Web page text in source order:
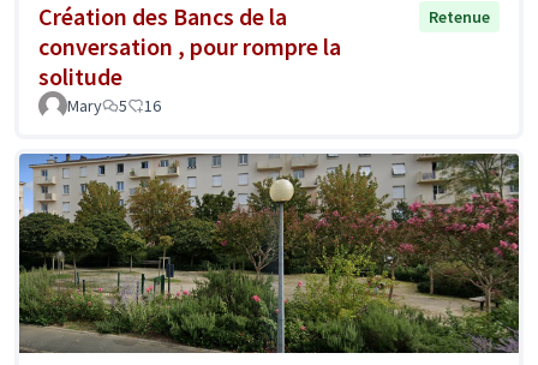
Création des Bancs de la
conversation , pour rompre la
solitude
Retenue
Mary 5 16